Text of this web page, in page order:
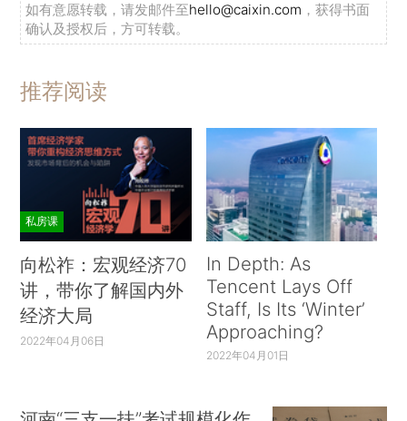
如有意愿转载，请发邮件至hello@caixin.com ，获得书面
确认及授权后，方可转载。
推荐阅读
私房课
向松祚：宏观经济70
讲，带你了解国内外
经济大局
2022年04月06日
In Depth: As
Tencent Lays Off
Staff, Is Its ‘Winter’
Approaching?
2022年04月01日